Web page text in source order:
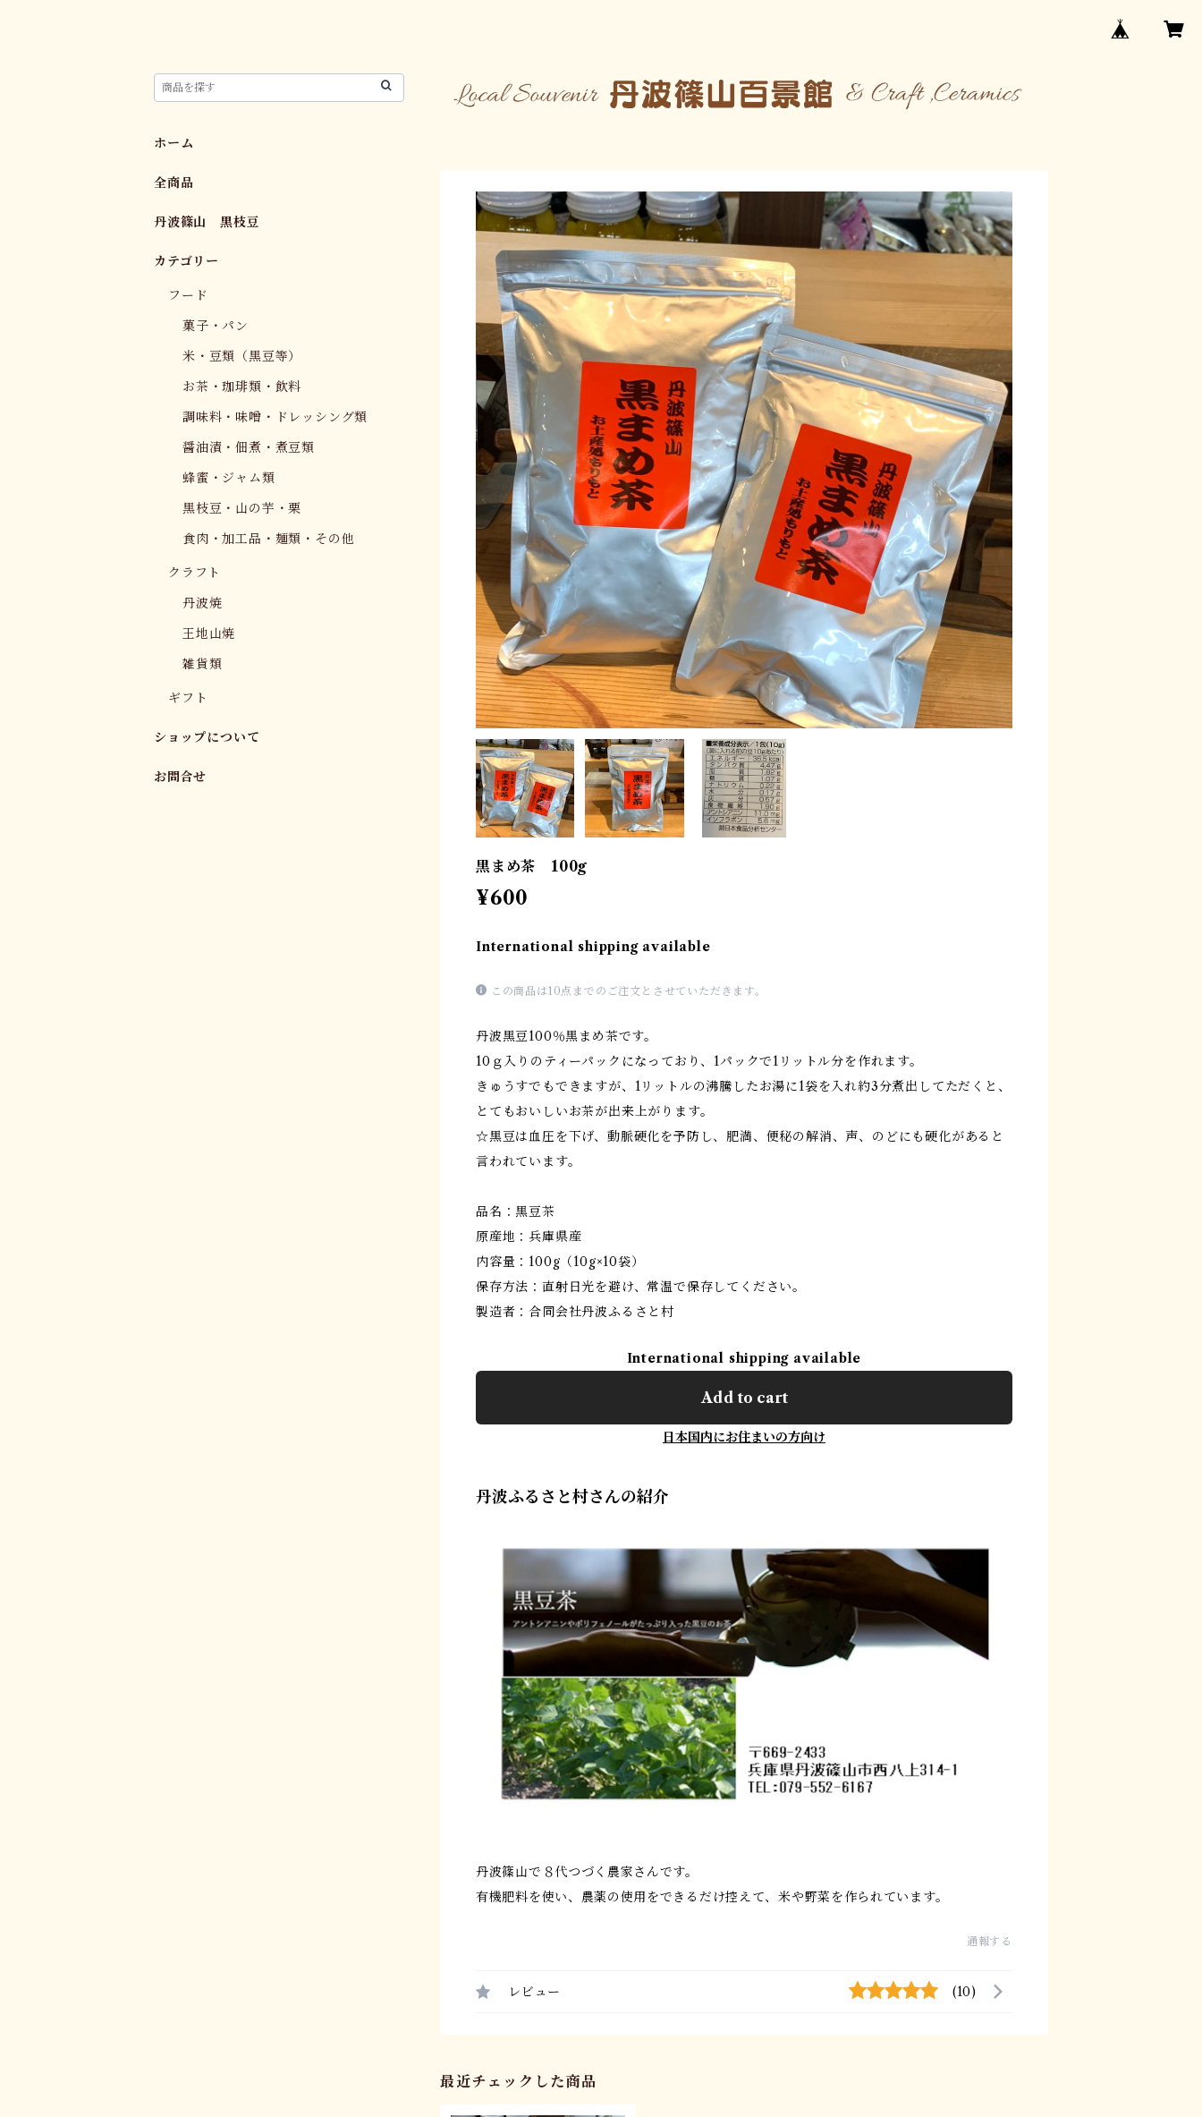
黒まめ茶 100g
¥600
International shipping available
この商品は10点までのご注文とさせていただきます。
丹波黒豆100％黒まめ茶です。
10ｇ入りのティーパックになっており、1パックで1リットル分を作れます。
きゅうすでもできますが、1リットルの沸騰したお湯に1袋を入れ約3分煮出してただくと、
とてもおいしいお茶が出来上がります。
☆黒豆は血圧を下げ、動脈硬化を予防し、肥満、便秘の解消、声、のどにも硬化があると
言われています。
品名：黒豆茶
原産地：兵庫県産
内容量：100g（10g×10袋）
保存方法：直射日光を避け、常温で保存してください。
製造者：合同会社丹波ふるさと村
International shipping available
Add to cart
日本国内にお住まいの方向け
丹波ふるさと村さんの紹介
丹波篠山で８代つづく農家さんです。
有機肥料を使い、農薬の使用をできるだけ控えて、米や野菜を作られています。
通報する
レビュー (10)
最近チェックした商品
ホーム
全商品
丹波篠山 黒枝豆
カテゴリー
フード
菓子・パン
米・豆類（黒豆等）
お茶・珈琲類・飲料
調味料・味噌・ドレッシング類
醤油漬・佃煮・煮豆類
蜂蜜・ジャム類
黒枝豆・山の芋・栗
食肉・加工品・麺類・その他
クラフト
丹波焼
王地山焼
雑貨類
ギフト
ショップについて
お問合せ